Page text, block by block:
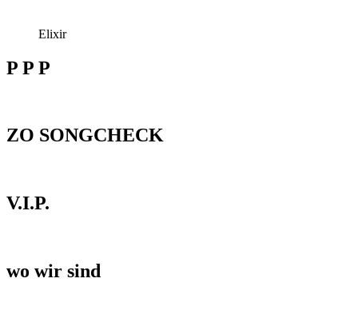
Elixir
P P P
ZO SONGCHECK
V.I.P.
wo wir sind